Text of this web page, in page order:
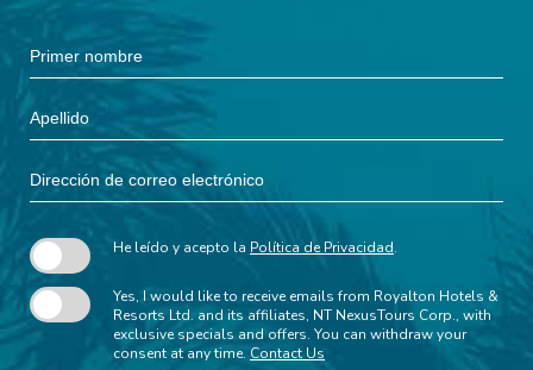
Hidden
Field
Primer
nombre
Apellido
Dirección
de
electrónico
He leído y acepto la Política de Privacidad.
Yes, I would like to receive emails from Royalton Hotels &
Resorts Ltd. and its affiliates, NT NexusTours Corp., with
exclusive specials and offers. You can withdraw your
consent at any time. Contact Us